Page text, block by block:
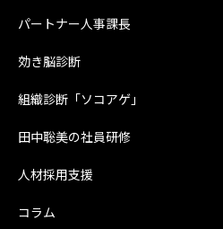
パートナー人事課長
効き脳診断
組織診断「ソコアゲ」
田中聡美の社員研修
人材採用支援
コラム